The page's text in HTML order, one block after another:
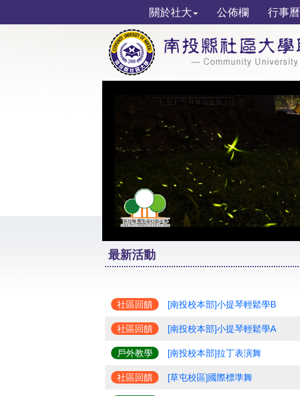
關於社大 公佈欄 行事曆
最新活動
社區回饋 [南投校本部]小提琴輕鬆學B
社區回饋 [南投校本部]小提琴輕鬆學A
戶外教學 [南投校本部]拉丁表演舞
社區回饋 [草屯校區]國際標準舞